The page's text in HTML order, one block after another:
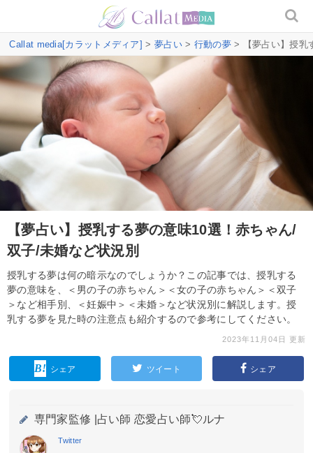
Callat media[カラットメディア] > 夢占い> 行動の夢> 【夢占い】授乳
【夢占い】授乳する夢の意味10選！赤ちゃん/
双子/未婚など状況別
授乳する夢は何の暗示なのでしょうか？この記事では、授乳する
夢の意味を、＜男の子の赤ちゃん＞＜女の子の赤ちゃん＞＜双子
＞など相手別、＜妊娠中＞＜未婚＞など状況別に解説します。授
乳する夢を見た時の注意点も紹介するので参考にしてください。
2023年11月04日 更新
シェア ツイート シェア
専門家監修 | 占い師 恋愛占い師💘ルナ
Twitter